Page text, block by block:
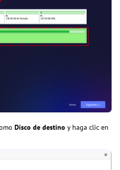
Disco de destino y haga clic en